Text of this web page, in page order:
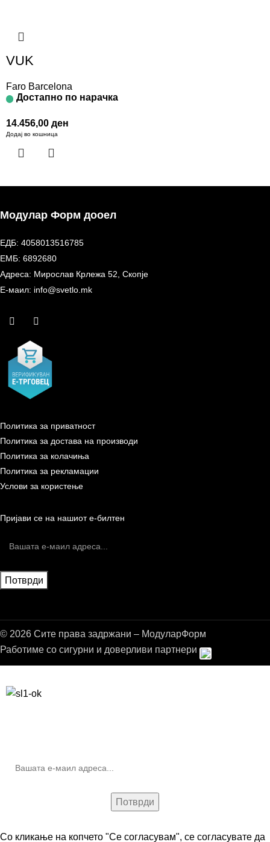
VUK
Faro Barcelona
Достапно по нарачка
14.456,00 ден
Додај во кошница
Модулар Форм дооел
ЕДБ: 4058013516785
ЕМБ: 6892680
Адреса: Мирослав Крлежа 52, Скопје
Е-маил: info@svetlo.mk
Политика за приватност
Политика за достава на производи
Политика за колачиња
Политика за рекламации
Услови за користење
Пријави се на нашиот е-билтен
© 2026 Сите права задржани – МодуларФорм
Работиме со сигурни и доверливи партнери
Со кликање на копчето "Се согласувам", се согласувате да